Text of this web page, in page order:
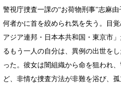
警視庁捜査一課の“お荷物刑事"志麻由
何者かに首を絞められ気を失う。目
アジア連邦・日本本共和国・東京市
るもう一人の自分は、異例の出世を
った。彼女は闇組織から命を狙われ
ど、非情な捜査方法が非難を浴び、